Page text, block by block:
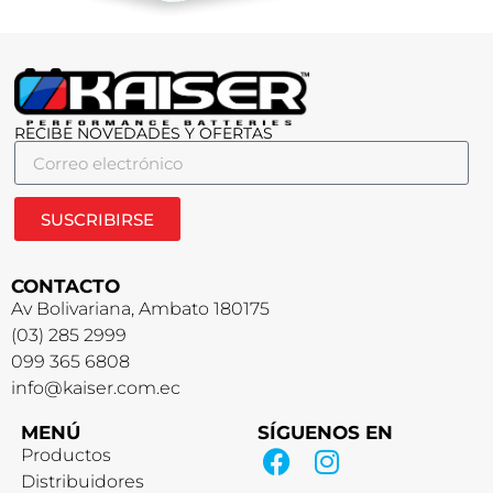
RECIBE NOVEDADES Y OFERTAS
SUSCRIBIRSE
CONTACTO
Av Bolivariana, Ambato 180175
(03) 285 2999
099 365 6808
info@kaiser.com.ec
MENÚ
Productos
Distribuidores
SÍGUENOS EN